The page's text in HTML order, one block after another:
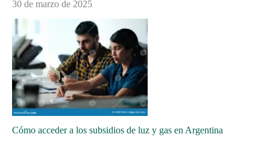
30 de marzo de 2025
Cómo acceder a los subsidios de luz y gas en Argentina